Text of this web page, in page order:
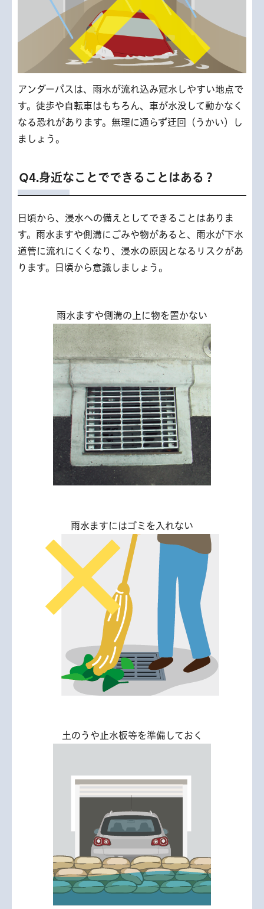
アンダーパスは、雨水が流れ込み冠水しやすい地点で
す。徒歩や自転車はもちろん、車が水没して動かなく
なる恐れがあります。無理に通らず迂回（うかい）し
ましょう。
Q4.身近なことでできることはある？
日頃から、浸水への備えとしてできることはありま
す。雨水ますや側溝にごみや物があると、雨水が下水
道管に流れにくくなり、浸水の原因となるリスクがあ
ります。日頃から意識しましょう。
雨水ますや側溝の上に物を置かない
雨水ますにはゴミを入れない
土のうや止水板等を準備しておく